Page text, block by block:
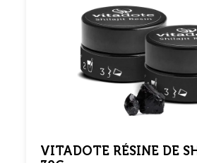
VITADOTE RÉSINE DE